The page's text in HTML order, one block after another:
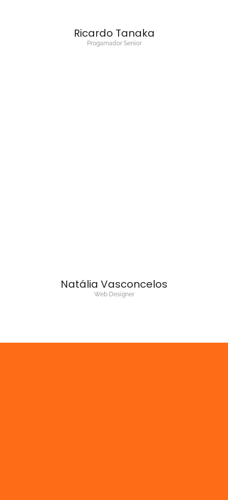
Ricardo Tanaka
Progamador Senior
Natália Vasconcelos
Web Designer